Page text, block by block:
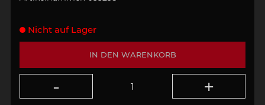
IN DEN WARENKORB
Nicht auf Lager